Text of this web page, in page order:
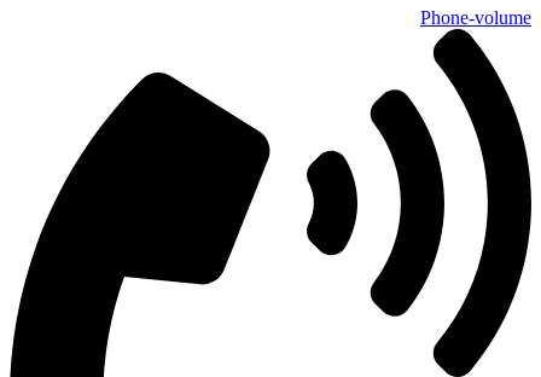
Phone-volume